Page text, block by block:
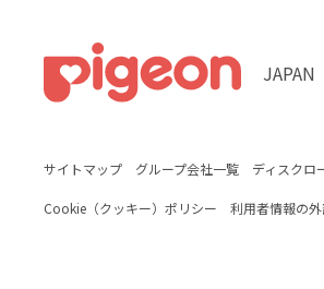
サイトマップ グループ会社一覧 ディスクロ
Cookie（クッキー）ポリシー 利用者情報の
JAPAN